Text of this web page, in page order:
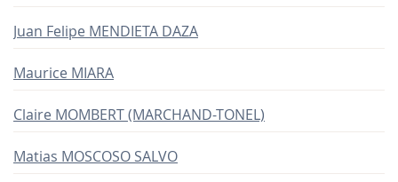
Juan Felipe MENDIETA DAZA
Maurice MIARA
Claire MOMBERT (MARCHAND-TONEL)
Matias MOSCOSO SALVO